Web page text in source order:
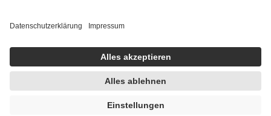
getroffen, um sicherzustellen, dass es sich um echte Bewertungen
https://help.etrusted.com/hc/de/articles/4419944605341
Einige Bilder und Inhalte wurden unter Zuhilfenahme künstlicher